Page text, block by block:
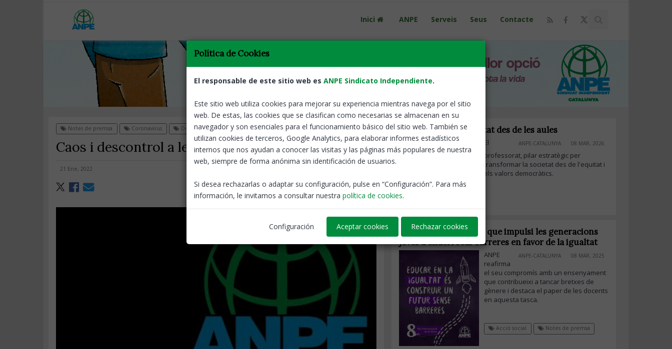
Inici ANPE Serveis Seus Contacte
Notes de premsa Coronavirus Docents Tornar
Caos i descontrol a les escoles
21 Ene, 2022
8M. Impulsar la igualtat des de les aules
ANPE-CATALUNYA 08 MAR, 2026
El
professorat, pilar estratègic per
transformar la societat des de l'equitat i
els valors democràtics.
8M: Per una educació que impulsi les generacions
joves a enderrocar barreres en favor de la igualtat
ANPE-CATALUNYA 08 MAR, 2025
ANPE
reafirma
el seu compromís amb un ensenyament
que contribueixi a tancar bretxes de
gènere i destaca el paper de les docents
en aquesta tasca.
Acció social Notes de premsa
Política de Cookies
El responsable de este sitio web es ANPE Sindicato Independiente.
Este sitio web utiliza cookies para mejorar su experiencia mientras navega por el sitio
web. De estas, las cookies que se clasifican como necesarias se almacenan en su
navegador y son esenciales para el funcionamiento básico del sitio web. También se
utilizan cookies de terceros, Google Analytics, para elaborar informes estadísticos
internos que nos ayudan a conocer las visitas y las páginas más populares de nuestra
web, siempre de forma anónima sin identificación de usuarios.
Si desea rechazarlas o adaptar su configuración, pulse en “Configuración”. Para más
información, le invitamos a consultar nuestra política de cookies.
Configuración Aceptar cookies Rechazar cookies